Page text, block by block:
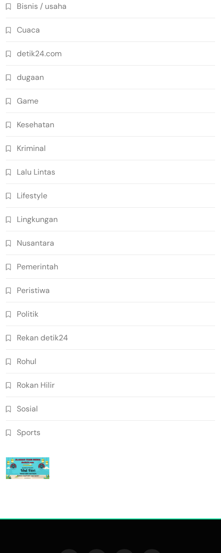
Bisnis / usaha
Cuaca
detik24.com
dugaan
Game
Kesehatan
Kriminal
Lalu Lintas
Lifestyle
Lingkungan
Nusantara
Pemerintah
Peristiwa
Politik
Rekan detik24
Rohul
Rokan Hilir
Sosial
Sports